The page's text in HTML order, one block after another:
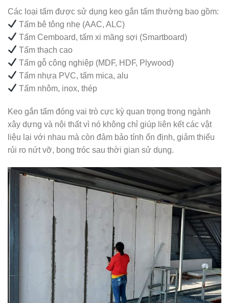
Các loại tấm được sử dụng keo gắn tấm thường bao gồm:
Tấm bê tông nhẹ (AAC, ALC)
Tấm Cemboard, tấm xi măng sợi (Smartboard)
Tấm thạch cao
Tấm gỗ công nghiệp (MDF, HDF, Plywood)
Tấm nhựa PVC, tấm mica, alu
Tấm nhôm, inox, thép
Keo gắn tấm đóng vai trò cực kỳ quan trọng trong ngành
xây dựng và nội thất vì nó không chỉ giúp liên kết các vật
liệu lại với nhau mà còn đảm bảo tính ổn định, giảm thiểu
rủi ro nứt vỡ, bong tróc sau thời gian sử dụng.